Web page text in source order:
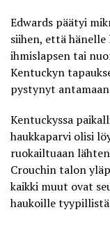
Edwards päätyi
siihen, että
ihmislapsen tai
Kentuckyn
pystynyt
Kentuckyssa
haukkaparvi olisi
ruokailtuaan
Crouchin talon
kaikki muut ovat
haukoille